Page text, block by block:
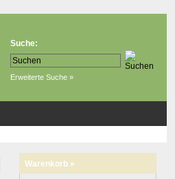
Suche:
Erweiterte Suche »
Warenkorb »